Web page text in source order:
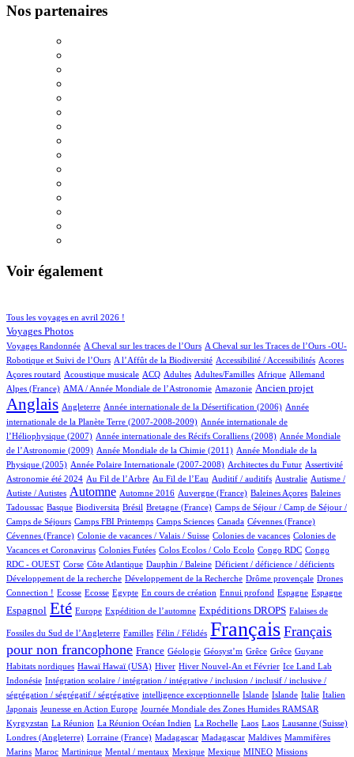
Nos partenaires
Voir également
Tous les voyages en avril 2026 !
217/910
Voyages Photos
152/910
Voyages Randonnée
4/910 A Cheval sur les traces de l’Ours
5/910
A Cheval sur les Traces de l’Ours -OU-
Robotique et Suivi de l’Ours
5/910 A l’Affût de la Biodiversité
2/910 Accessibilité / Accessibilités
2/910 Acores
1/910
Açores routard
2/910 Acoustique musicale
100/910 ACQ
26/910 Adultes
12/910 Adultes/Familles
2/910 Afrique
69/910 Allemand
19/910
Alpes (France)
11/910 AMA / Année Mondiale de l’Astronomie
5/910 Amazonie
249/910 Ancien projet
705/910
Anglais
64/910 Angleterre
6/910 Année internationale de la Désertification (2006)
13/910
Année
internationale de la Planète Terre (2007-2008-2009)
4/910
Année internationale de
l’Héliophysique (2007)
1/910 Année internationale des Récifs Coralliens (2008)
11/910
Année Mondiale
de l’Astronomie (2009)
2/910 Année Mondiale de la Chimie (2011)
15/910
Année Mondiale de la
Physique (2005)
5/910 Année Polaire Internationale (2007-2008)
3/910 Architectes du Futur
2/910 Assertivité
74/910
Astronomie été 2024
23/910 Au Fil de l’Arbre
18/910 Au Fil de l’Eau
2/910 Auditif / auditifs
1/910 Australie
2/910
Autisme /
Autiste / Autistes
423/910 Automne
4/910 Automne 2016
4/910 Auvergne (France)
1/910 Baleines Açores
2/910
Baleines
Tadoussac
1/910 Basque
76/910 Biodiversita
1/910 Brésil
13/910 Bretagne (France)
109/910
Camps de Séjour / Camp de Séjour /
Camps de Séjours
5/910 Camps FBI Printemps
12/910 Camps Sciences
4/910 Canada
2/910 Cévennes (France)
1/910
Cévennes (France)
1/910 Colonie de vacances / Valais / Suisse
4/910 Colonies de vacances
3/910
Colonies de
Vacances et Coronavirus
1/910 Colonies Futées
1/910 Colos Ecolos / Colo Ecolo
1/910 Congo RDC
2/910
Congo
RDC - OUEST
1/910 Corse
16/910 Côte Atlantique
1/910 Dauphin / Baleine
2/910 Déficient / déficience / déficients
1/910
Développement de la recherche
1/910 Développement de la Recherche
1/910 Drôme provençale
14/910
Drones
Connection !
1/910 Ecosse
1/910 Ecosse
1/910 Egypte
14/910 En cours de création
2/910 Ennui profond
19/910 Espagne
13/910 Espagne
250/910
Espagnol
696/910 Eté
10/910 Europe
174/910 Expédition de l’automne
261/910 Expéditions DROPS
4/910 Falaises de
Fossiles du Sud de l’Angleterre Familles Félin / Félidés Français Français
pour non francophone
283/910 France
36/910 Géologie
1/910 Géosyst’m
1/910 Grêce
1/910 Grêce
1/910 Guyane
2/910
Habitats nordiques
2/910 Hawaï
2/910 Hawaï (USA)
150/910 Hiver
23/910 Hiver Nouvel-An et Février
9/910 Ice Land Lab
2/910
Indonésie
2/910
Intégration scolaire / intégration / intégrative / inclusion / inclusif / inclusive /
ségrégation / ségrégatif / ségrégative
2/910 intelligence exceptionnelle
10/910 Islande
9/910 Islande
9/910 Italie
76/910 Italien
5/910
Japonais
2/910 Jeunesse en Action Europe
5/910 Journée Mondiale des Zones Humides RAMSAR
101/910
Kyrgyzstan
5/910 La Réunion
3/910 La Réunion Océan Indien
1/910 La Rochelle
1/910 Laos
1/910 Laos
2/910 Lausanne (Suisse)
60/910
Londres (Angleterre)
1/910 Lorraine (France)
5/910 Madagascar
5/910 Madagascar
1/910 Maldives
2/910
Mammifères
Marins
9/910 Maroc
8/910 Martinique
2/910 Mental / mentaux
1/910 Mexique
1/910 Mexique
28/910 MINEO
38/910 Missions